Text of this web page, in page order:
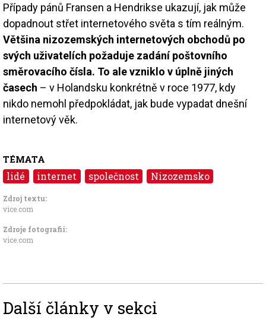
Případy pánů Fransen a Hendrikse ukazují, jak může
dopadnout střet internetového světa s tím reálným.
Většina nizozemských internetových obchodů po
svých uživatelích požaduje zadání poštovního
směrovacího čísla. To ale vzniklo v úplně jiných
časech – v Holandsku konkrétně v roce 1977, kdy
nikdo nemohl předpokládat, jak bude vypadat dnešní
internetový věk.
TÉMATA
lidé internet společnost Nizozemsko
Zdroj textu:
vice.com
Zdroje fotografii:
vice.com
Další články v sekci